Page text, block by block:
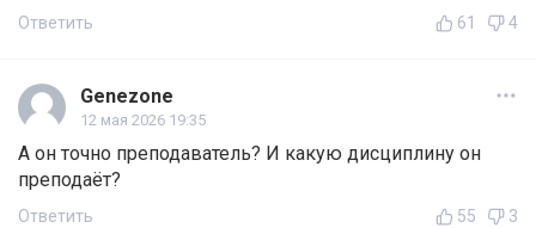
Ответить 61 4
Genezone
12 мая 2026 19:35
А он точно преподаватель? И какую дисциплину он
преподаёт?
Ответить 55 3